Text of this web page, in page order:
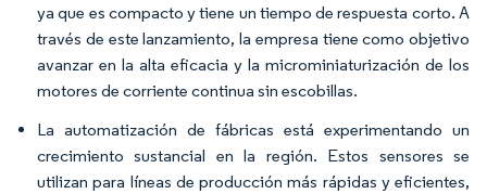
ya que es compacto y tiene un tiempo de respuesta corto. A
través de este lanzamiento, la empresa tiene como objetivo
avanzar en la alta eficacia y la microminiaturización de los
motores de corriente continua sin escobillas.
La automatización de fábricas está experimentando un
crecimiento sustancial en la región. Estos sensores se
utilizan para líneas de producción más rápidas y eficientes,